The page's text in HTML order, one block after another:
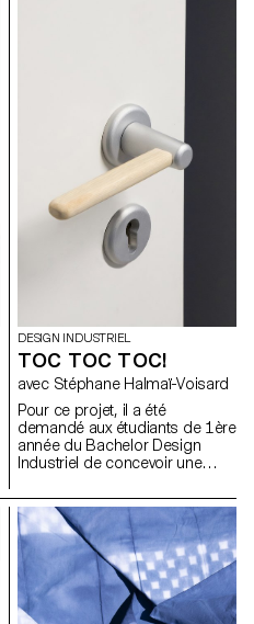
réveils affichent l’heure et
sur la table de chevet d’un
enfant ou transportés dans une
valise lors d’un voyage, ces
objets un peu oubliés du
quotidien ont été explorés et
mis à jour par les étudiant.e.s,
qui ont considéré les diverses
possibilités de scénarios et de
DESIGN INDUSTRIEL
TOC TOC TOC!
avec Stéphane Halmaï-Voisard
Pour ce projet, il a été
demandé aux étudiants de 1ère
année du Bachelor Design
Industriel de concevoir une
porte. Ils ont dû se concentrer
principalement sur la pièce sur
laquelle la main se pose pour
fermer, ouvrir, tirer à soi ou
pousser une porte. La
typologie de leur poignée était
libre, pour autant qu’elle soit